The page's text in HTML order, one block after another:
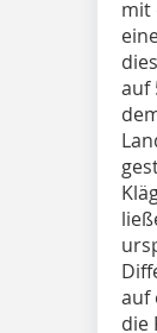
mit
auf
auf
die